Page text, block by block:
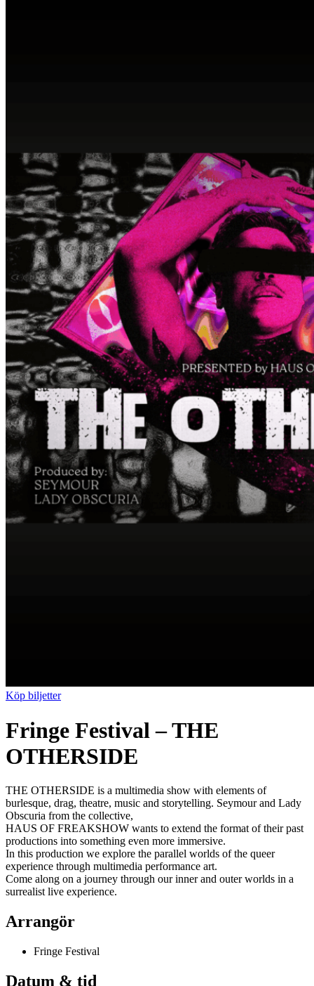
Köp biljetter
Fringe Festival – THE
OTHERSIDE
THE OTHERSIDE is a multimedia show with elements of
burlesque, drag, theatre, music and storytelling. Seymour and Lady
Obscuria from the collective,
HAUS OF FREAKSHOW wants to extend the format of their past
productions into something even more immersive.
In this production we explore the parallel worlds of the queer
experience through multimedia performance art.
Come along on a journey through our inner and outer worlds in a
surrealist live experience.
Arrangör
Fringe Festival
Datum & tid